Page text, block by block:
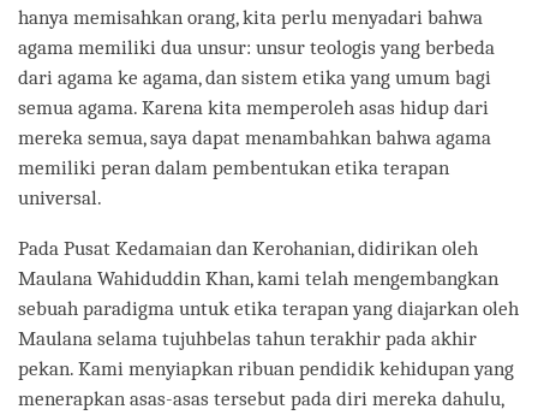
hanya memisahkan orang, kita perlu menyadari bahwa
agama memiliki dua unsur: unsur teologis yang berbeda
dari agama ke agama, dan sistem etika yang umum bagi
semua agama. Karena kita memperoleh asas hidup dari
mereka semua, saya dapat menambahkan bahwa agama
memiliki peran dalam pembentukan etika terapan
universal.
Pada Pusat Kedamaian dan Kerohanian, didirikan oleh
Maulana Wahiduddin Khan, kami telah mengembangkan
sebuah paradigma untuk etika terapan yang diajarkan oleh
Maulana selama tujuhbelas tahun terakhir pada akhir
pekan. Kami menyiapkan ribuan pendidik kehidupan yang
menerapkan asas-asas tersebut pada diri mereka dahulu,